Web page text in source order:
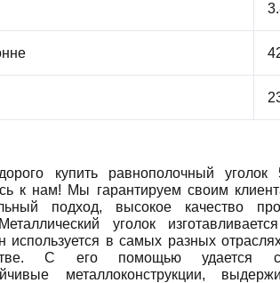
купить равнополочный
к нам! Мы гарантируем своим
подход, высокое качество
уголок
используется в самых разных
С его помощью удается
металлоконструкции,